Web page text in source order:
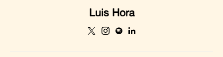
Luis Hora